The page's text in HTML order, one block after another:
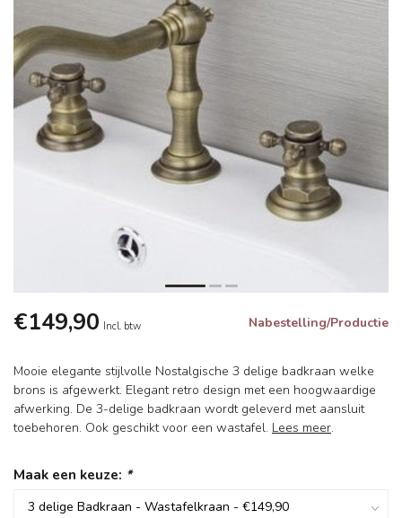
€149,90 Incl. btw Nabestelling/Productie
Mooie elegante stijlvolle Nostalgische 3 delige badkraan welke
brons is afgewerkt. Elegant retro design met een hoogwaardige
afwerking. De 3-delige badkraan wordt geleverd met aansluit
toebehoren. Ook geschikt voor een wastafel. Lees meer.
Maak een keuze: *